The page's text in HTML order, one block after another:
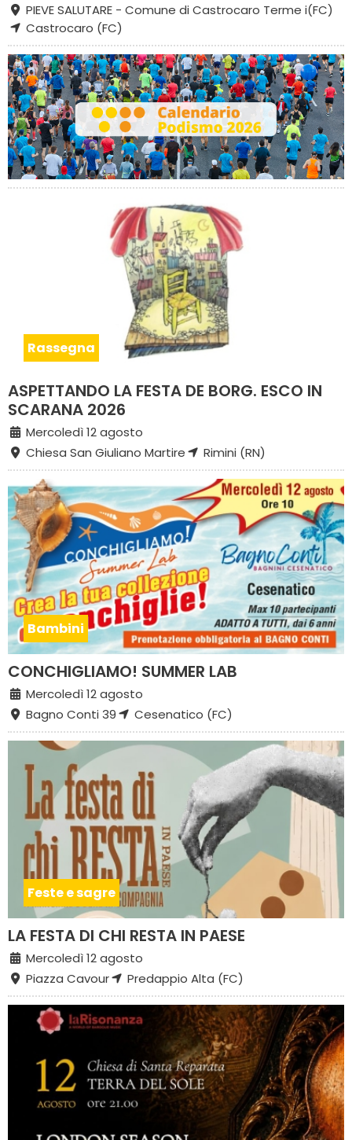
PIEVE SALUTARE - Comune di Castrocaro Terme i(FC)
Castrocaro (FC)
Rassegna
ASPETTANDO LA FESTA DE BORG. ESCO IN
SCARANA 2026
Mercoledì 12 agosto
Chiesa San Giuliano Martire
Rimini (RN)
Bambini
CONCHIGLIAMO! SUMMER LAB
Mercoledì 12 agosto
Bagno Conti 39
Cesenatico (FC)
Feste e sagre
LA FESTA DI CHI RESTA IN PAESE
Mercoledì 12 agosto
Piazza Cavour
Predappio Alta (FC)